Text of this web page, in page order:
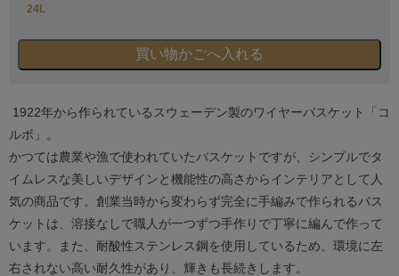
24L
1922年から作られているスウェーデン製のワイヤーバスケット「コ
ルボ」。
かつては農業や漁で使われていたバスケットですが、シンプルでタ
イムレスな美しいデザインと機能性の高さからインテリアとして人
気の商品です。創業当時から変わらず完全に手編みで作られるバス
ケットは、溶接なしで職人が一つずつ手作りで丁寧に編んで作って
います。また、耐酸性ステンレス鋼を使用しているため、環境に左
右されない高い耐久性があり、輝きも長続きします。